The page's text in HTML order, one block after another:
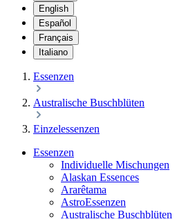
English
Español
Français
Italiano
Essenzen
Australische Buschblüten
Einzelessenzen
Essenzen
Individuelle Mischungen
Alaskan Essences
Ararêtama
AstroEssenzen
Australische Buschblüten